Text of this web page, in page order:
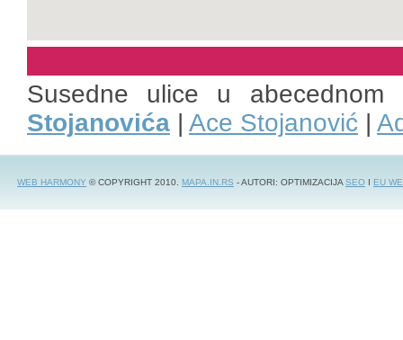
Susedne ulice u
Stojanovića | Ace Stojanović |
WEB HARMONY © COPYRIGHT 2010. MAPA.IN.RS - AUTORI: OPTIMIZACIJASEO I EU